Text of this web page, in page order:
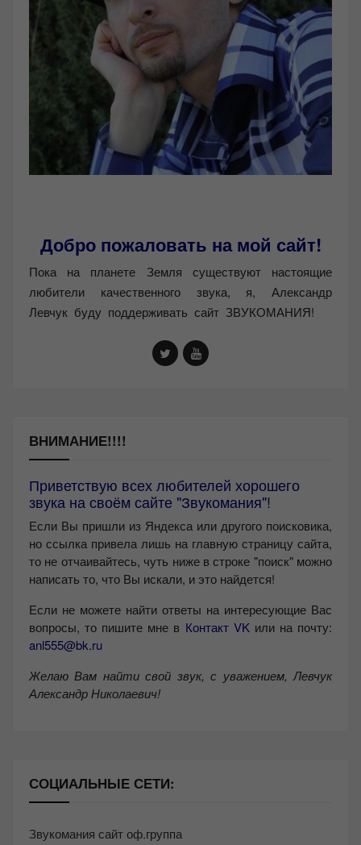
Добро пожаловать на мой сайт!
Пока на планете Земля существуют настоящие
любители качественного звука, я, Александр
Левчук буду поддерживать сайт ЗВУКОМАНИЯ!
ВНИМАНИЕ!!!!
Приветствую всех любителей хорошего
звука на своём сайте "Звукомания"!
Если Вы пришли из Яндекса или другого поисковика,
но ссылка привела лишь на главную страницу сайта,
то не отчаивайтесь, чуть ниже в строке "поиск" можно
написать то, что Вы искали, и это найдется!
Если не можете найти ответы на интересующие Вас
вопросы, то пишите мне в Контакт VKили на почту:
anl555@bk.ru
Желаю Вам найти свой звук, с уважением, Левчук
Александр Николаевич!
СОЦИАЛЬНЫЕ СЕТИ:
Звукомания сайт оф.группа